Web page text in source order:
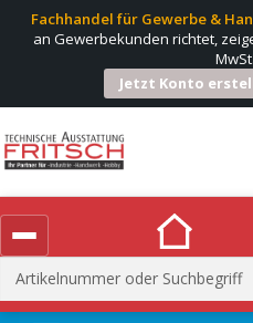
Fachhandel für Gewerbe &
an Gewerbekunden richtet,
Jetzt Konto
Suchen
nach: